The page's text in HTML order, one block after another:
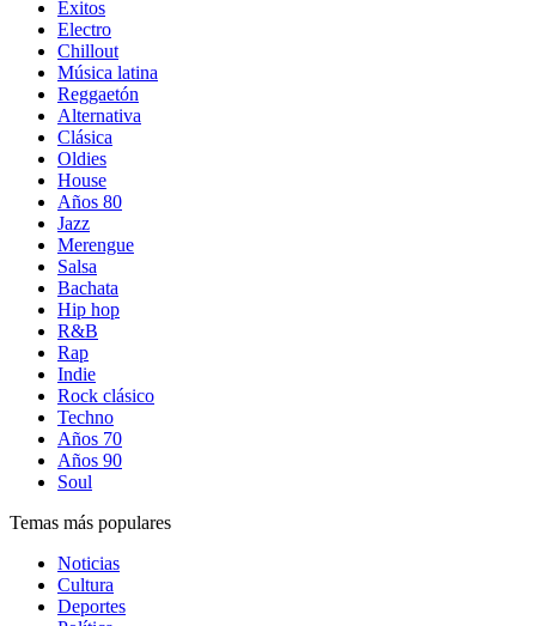
Éxitos
Electro
Chillout
Música latina
Reggaetón
Alternativa
Clásica
Oldies
House
Años 80
Jazz
Merengue
Salsa
Bachata
Hip hop
R&B
Rap
Indie
Rock clásico
Techno
Años 70
Años 90
Soul
Temas más populares
Noticias
Cultura
Deportes